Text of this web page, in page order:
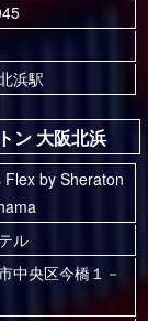
浜駅
ン 大阪北浜
Flex by Sheraton
ル
中央区今橋１－